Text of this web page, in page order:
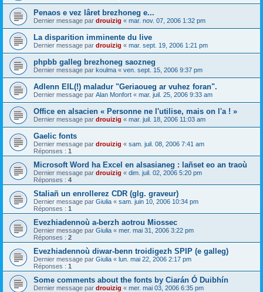
Penaos e vez lâret brezhoneg e...
Dernier message par drouizig « mar. nov. 07, 2006 1:32 pm
La disparition imminente du live
Dernier message par drouizig « mar. sept. 19, 2006 1:21 pm
phpbb galleg brezhoneg saozneg
Dernier message par koulma « ven. sept. 15, 2006 9:37 pm
Adlenn EIL(!) maladur "Geriaoueg ar vuhez foran".
Dernier message par Alan Monfort « mar. juil. 25, 2006 9:33 am
Office en alsacien « Personne ne l'utilise, mais on l'a ! »
Dernier message par drouizig « mar. juil. 18, 2006 11:03 am
Gaelic fonts
Dernier message par drouizig « sam. juil. 08, 2006 7:41 am
Réponses : 1
Microsoft Word ha Excel en alsasianeg : lañset eo an traoù
Dernier message par drouizig « dim. juil. 02, 2006 5:20 pm
Réponses : 4
Staliañ un enrollerez CDR (glg. graveur)
Dernier message par Giulia « sam. juin 10, 2006 10:34 pm
Réponses : 1
Evezhiadennoù a-berzh aotrou Miossec
Dernier message par Giulia « mer. mai 31, 2006 3:22 pm
Réponses : 2
Evezhiadennoù diwar-benn troidigezh SPIP (e galleg)
Dernier message par Giulia « lun. mai 22, 2006 2:17 pm
Réponses : 1
Some comments about the fonts by Ciarán Ó Duibhín
Dernier message par drouizig « mer. mai 03, 2006 6:35 pm